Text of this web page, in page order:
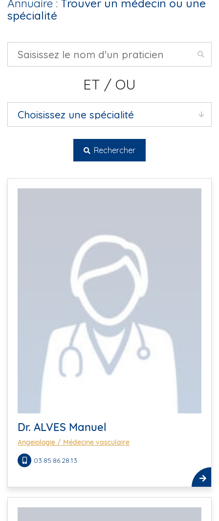
Annuaire : Trouver un médecin ou une
spécialité
ET / OU
Rechercher
Dr. ALVES Manuel
Angeiologie / Médecine vasculaire
03.85.86.28.13